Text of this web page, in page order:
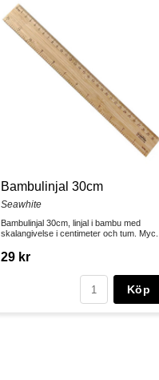
Bambulinjal 30cm
Seawhite
Bambulinjal 30cm, linjal i bambu med
skalangivelse i centimeter och tum. Myc...
29 kr
Köp